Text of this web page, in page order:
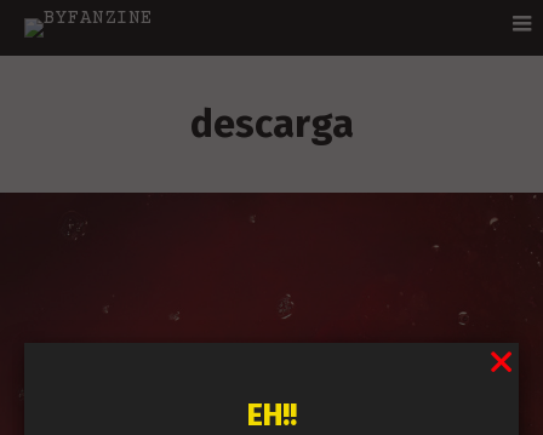
descarga
EH!!